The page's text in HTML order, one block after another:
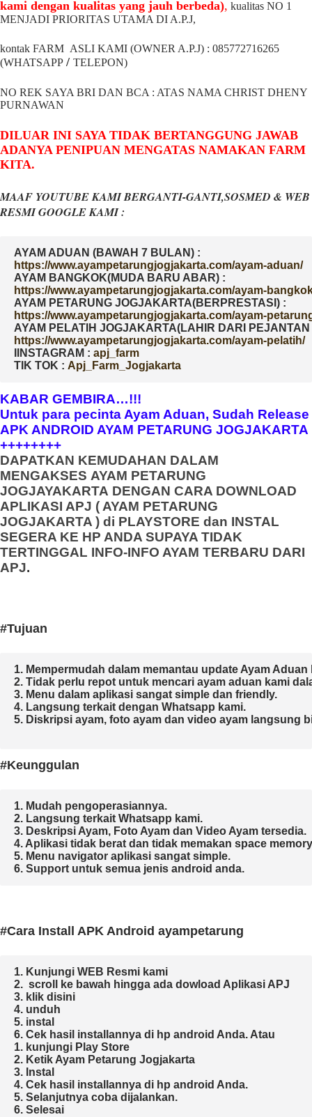
kami dengan kualitas yang jauh berbeda), kualitas NO 1
MENJADI PRIORITAS UTAMA DI A.P.J,
kontak FARM ASLI KAMI (OWNER A.P.J) : 085772716265
(WHATSAPP / TELEPON)
NO REK SAYA BRI DAN BCA : ATAS NAMA CHRIST DHENY
PURNAWAN
DILUAR INI SAYA TIDAK BERTANGGUNG JAWAB
ADANYA PENIPUAN MENGATAS NAMAKAN FARM
KITA.
MAAF YOUTUBE KAMI BERGANTI-GANTI,SOSMED & WEB
RESMI GOOGLE KAMI :
AYAM ADUAN (BAWAH 7 BULAN) :
AYAM BANGKOK(MUDA BARU ABAR) :
AYAM PETARUNG JOGJAKARTA(BERPRESTASI) :
AYAM PELATIH JOGJAKARTA(LAHIR DARI
IINSTAGRAM :
TIK TOK : Apj_Farm_Jogjakarta
KABAR GEMBIRA…!!!
Untuk para pecinta Ayam Aduan, Sudah Release
APK ANDROID AYAM PETARUNG JOGJAKARTA
++++++++
DAPATKAN KEMUDAHAN DALAM
MENGAKSES AYAM PETARUNG
JOGJAYAKARTA DENGAN CARA DOWNLOAD
APLIKASI APJ ( AYAM PETARUNG
JOGJAKARTA ) di PLAYSTORE dan INSTAL
SEGERA KE HP ANDA SUPAYA TIDAK
TERTINGGAL INFO-INFO AYAM TERBARU DARI
APJ.
#Tujuan
1. Mempermudah dalam memantau update Ayam Aduan
2. Tidak perlu repot untuk mencari ayam aduan kami
3. Menu dalam aplikasi sangat simple dan friendly.
4. Langsung terkait dengan Whatsapp kami.
5. Diskripsi ayam, foto ayam dan video ayam langsung
#Keunggulan
1. Mudah pengoperasiannya.
2. Langsung terkait Whatsapp kami.
3. Deskripsi Ayam, Foto Ayam dan Video Ayam tersedia.
4. Aplikasi tidak berat dan tidak memakan space
5. Menu navigator aplikasi sangat simple.
6. Support untuk semua jenis android anda.
#Cara Install APK Android ayampetarung
1. Kunjungi WEB Resmi kami
2.  scroll ke bawah hingga ada dowload Aplikasi APJ
3. klik disini
4. unduh
5. instal
6. Cek hasil installannya di hp android Anda. Atau
1. kunjungi Play Store
2. Ketik Ayam Petarung Jogjakarta
3. Instal
4. Cek hasil installannya di hp android Anda.
5. Selanjutnya coba dijalankan.
6. Selesai